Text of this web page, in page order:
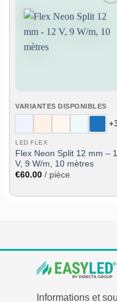
Ajouter
à la liste
de
souhaits
VARIANTES DISPONIBLES
LED FLEX
Flex Neon Split 12 mm –
V, 9 W/m, 10 mètres
€60.00 / pièce
Informations et